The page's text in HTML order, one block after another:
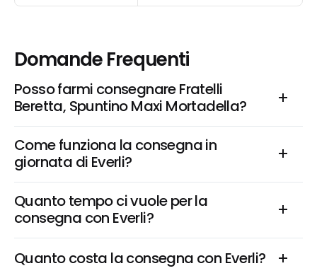
Domande Frequenti
Posso farmi consegnare Fratelli
Beretta, Spuntino Maxi Mortadella?
Come funziona la consegna in
giornata di Everli?
Quanto tempo ci vuole per la
consegna con Everli?
Quanto costa la consegna con Everli?